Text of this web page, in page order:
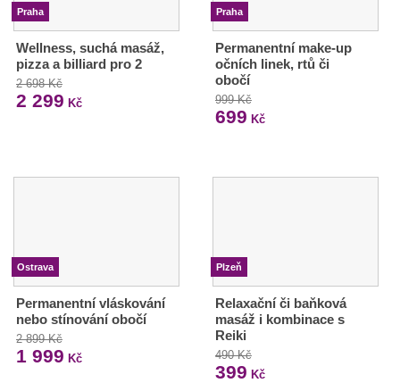
Praha
Wellness, suchá masáž,
pizza a billiard pro 2
2 698 Kč
2 299 Kč
Praha
Permanentní make-up
očních linek, rtů či
obočí
999 Kč
699 Kč
Ostrava
Permanentní vláskování
nebo stínování obočí
2 899 Kč
1 999 Kč
Plzeň
Relaxační či baňková
masáž i kombinace s
Reiki
490 Kč
399 Kč